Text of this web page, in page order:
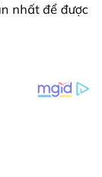
nhất để được